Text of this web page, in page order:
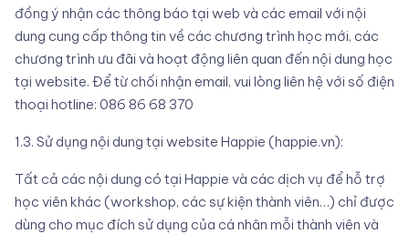
đồng ý nhận các thông báo tại web và các email với nội
dung cung cấp thông tin về các chương trình học mới, các
chương trình ưu đãi và hoạt động liên quan đến nội dung học
tại website. Để từ chối nhận email, vui lòng liên hệ với số điện
thoại hotline: 086 86 68 370
1.3. Sử dụng nội dung tại website Happie (happie.vn):
Tất cả các nội dung có tại Happie và các dịch vụ để hỗ trợ
học viên khác (workshop, các sự kiện thành viên…) chỉ được
dùng cho mục đích sử dụng của cá nhân mỗi thành viên và